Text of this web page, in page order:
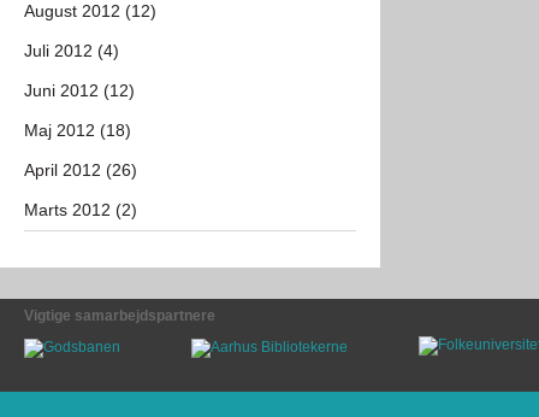
August 2012 (12)
Juli 2012 (4)
Juni 2012 (12)
Maj 2012 (18)
April 2012 (26)
Marts 2012 (2)
Vigtige samarbejdspartnere